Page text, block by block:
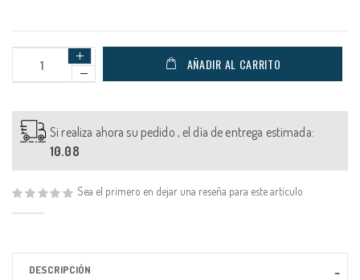
AÑADIR AL CARRITO
Si realiza ahora su pedido , el día de entrega estimada:
10.08
Sea el primero en dejar una reseña para este artículo
DESCRIPCIÓN